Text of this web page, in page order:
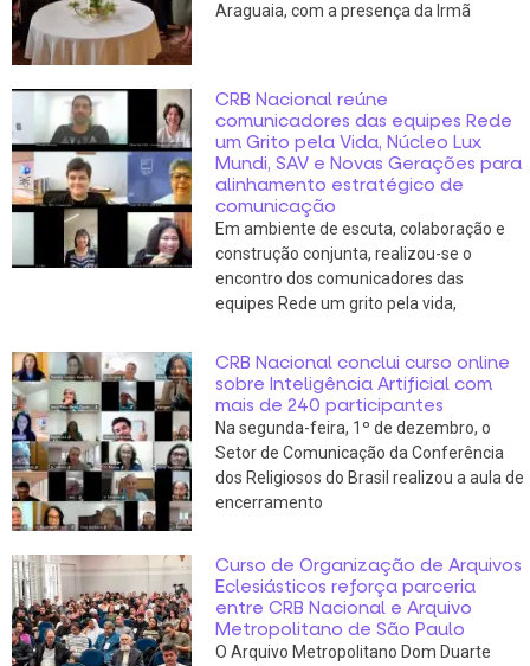
Araguaia, com a presença da Irmã
CRB Nacional reúne
comunicadores das equipes Rede
um Grito pela Vida, Núcleo Lux
Mundi, SAV e Novas Gerações para
alinhamento estratégico de
comunicação
Em ambiente de escuta, colaboração e
construção conjunta, realizou-se o
encontro dos comunicadores das
equipes Rede um grito pela vida,
CRB Nacional conclui curso online
sobre Inteligência Artificial com
mais de 240 participantes
Na segunda-feira, 1º de dezembro, o
Setor de Comunicação da Conferência
dos Religiosos do Brasil realizou a aula de
encerramento
Curso de Organização de Arquivos
Eclesiásticos reforça parceria
entre CRB Nacional e Arquivo
Metropolitano de São Paulo
O Arquivo Metropolitano Dom Duarte